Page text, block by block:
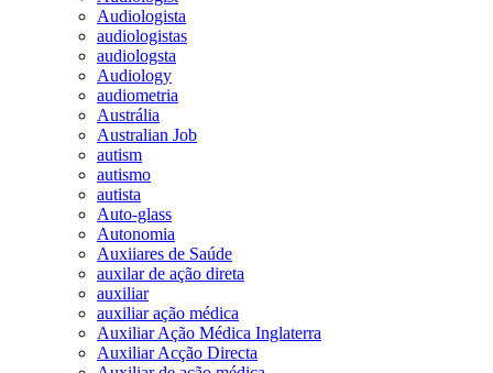
Audiologista
audiologistas
audiologsta
Audiology
audiometria
Austrália
Australian Job
autism
autismo
autista
Auto-glass
Autonomia
Auxiiares de Saúde
auxilar de ação direta
auxiliar
auxiliar ação médica
Auxiliar Ação Médica Inglaterra
Auxiliar Acção Directa